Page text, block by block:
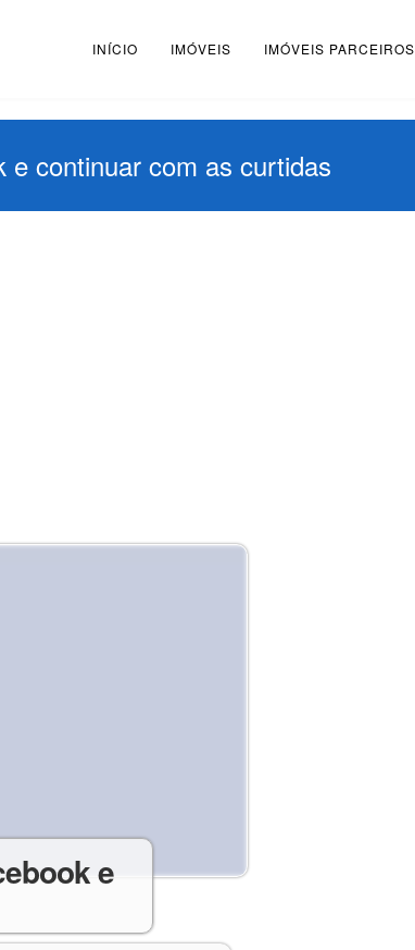
INÍCIO IMÓVEIS IMÓVEIS PARCEIROS
e continuar com as curtidas
e